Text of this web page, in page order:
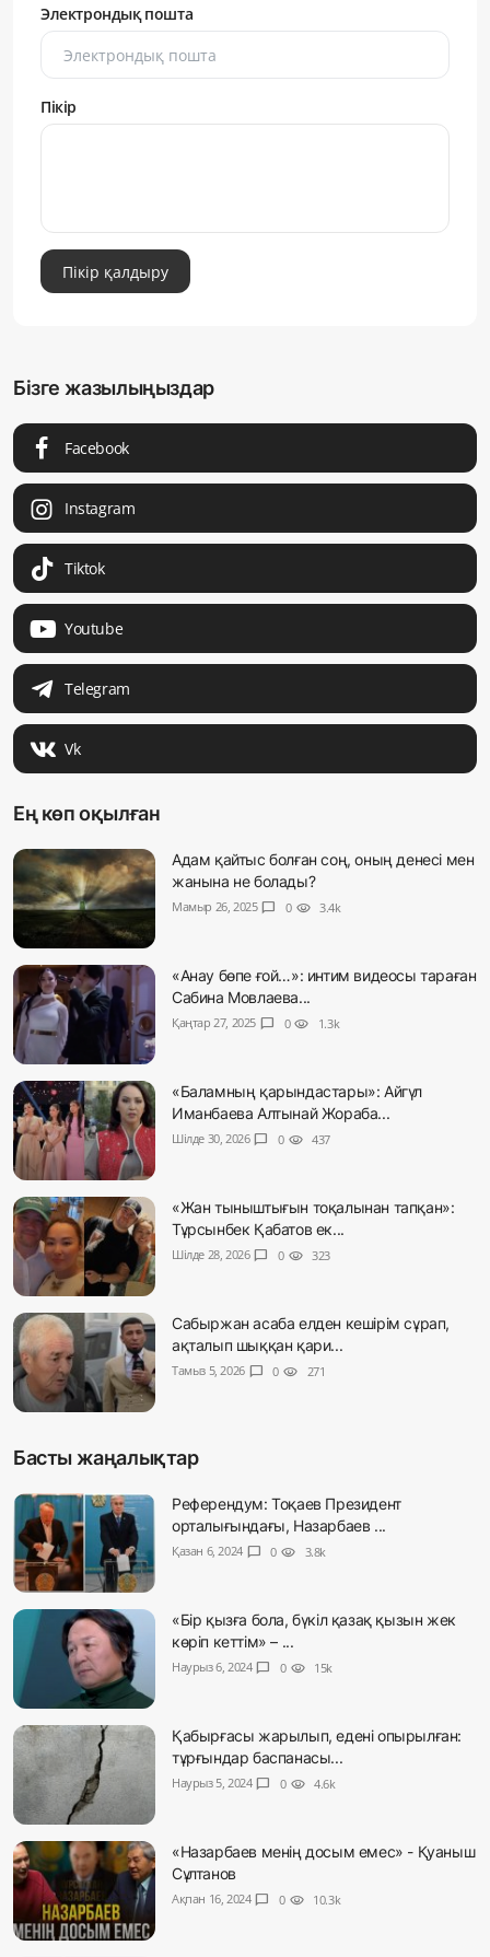
Электрондық пошта
Пікір
Пікір қалдыру
Бізге жазылыңыздар
Facebook
Instagram
Tiktok
Youtube
Telegram
Vk
Ең көп оқылған
Адам қайтыс болған соң, оның денесі мен
жанына не болады?
Мамыр 26, 2025 chat_bubble 0 visibility 3.4k
«Анау бөпе ғой…»: интим видеосы тараған
Сабина Мовлаева...
Қаңтар 27, 2025 chat_bubble 0 visibility 1.3k
«Баламның қарындастары»: Айгүл
Иманбаева Алтынай Жораба...
Шілде 30, 2026 chat_bubble 0 visibility 437
«Жан тыныштығын тоқалынан тапқан»:
Тұрсынбек Қабатов ек...
Шілде 28, 2026 chat_bubble 0 visibility 323
Сабыржан асаба елден кешірім сұрап,
ақталып шыққан қари...
Тамыз 5, 2026 chat_bubble 0 visibility 271
Басты жаңалықтар
Референдум: Тоқаев Президент
орталығындағы, Назарбаев ...
Қазан 6, 2024 chat_bubble 0 visibility 3.8k
«Бір қызға бола, бүкіл қазақ қызын жек
көріп кеттім» – ...
Наурыз 6, 2024 chat_bubble 0 visibility 15k
Қабырғасы жарылып, едені опырылған:
тұрғындар баспанасы...
Наурыз 5, 2024 chat_bubble 0 visibility 4.6k
«Назарбаев менің досым емес» - Қуаныш
Сұлтанов
Ақпан 16, 2024 chat_bubble 0 visibility 10.3k